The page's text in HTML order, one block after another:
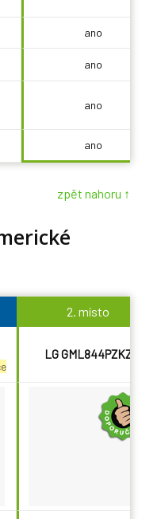
ano
ano
ano
ano
zpět nahoru ↑
2. místo
LG GML844PZKZ